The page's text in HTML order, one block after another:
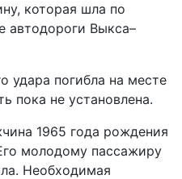
которая шла по
автодороги Выкса–
удара погибла на месте
пока не установлена.
1965 года рождения
молодому пассажиру
Необходимая